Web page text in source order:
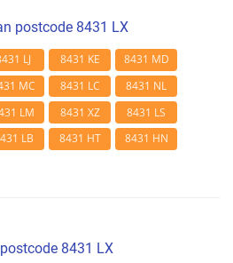
postcode 8431 LX
LJ 8431 KE
8431 MD
MC 8431 LC
8431 NL
LM 8431 XZ
8431 LS
LB 8431 HT 8431 HN
8431 LX